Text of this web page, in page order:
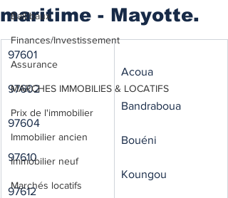
Bail/baux
Finances/Investissement
Assurance
MARCHES IMMOBILIES & LOCATIFS
Prix de l'immobilier
Immobilier ancien
Immobilier neuf
Marchés locatifs
maritime - Mayotte.
97601
97602
97604
97610
97612
Acoua
Bandraboua
Bouéni
Koungou